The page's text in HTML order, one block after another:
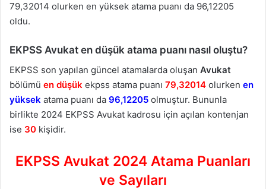
79,32014 olurken en yüksek atama puanı da 96,12205
oldu.
EKPSS Avukat en düşük atama puanı nasıl oluştu?
EKPSS son yapılan güncel atamalarda oluşan Avukat
bölümü en düşük ekpss atama puanı 79,32014 olurken en
yüksek atama puanı da 96,12205 olmuştur. Bununla
birlikte 2024 EKPSS Avukat kadrosu için açılan kontenjan
ise 30 kişidir.
EKPSS Avukat 2024 Atama Puanları
ve Sayıları